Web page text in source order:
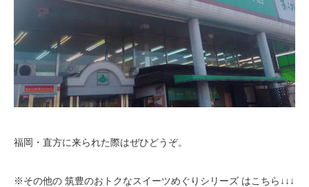
福岡・直方に来られた際はぜひどうぞ。
※その他の 筑豊のおトクなスイーツめぐりシリーズ はこちら↓↓↓